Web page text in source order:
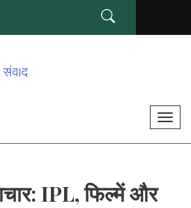
टॉ
IPL, फिल्में और